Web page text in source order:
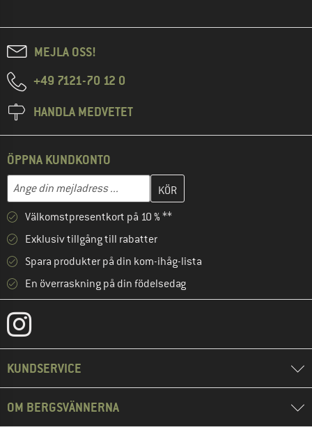
MEJLA OSS!
+49 7121-70 12 0
HANDLA MEDVETET
ÖPPNA KUNDKONTO
Mejladress
Skriv in din e-postadress här och skapa ditt kundkonto i nästa
Välkomstpresentkort på 10 % **
Exklusiv tillgång till rabatter
Spara produkter på din kom-ihåg-lista
En överraskning på din födelsedag
KUNDSERVICE
OM BERGSVÄNNERNA